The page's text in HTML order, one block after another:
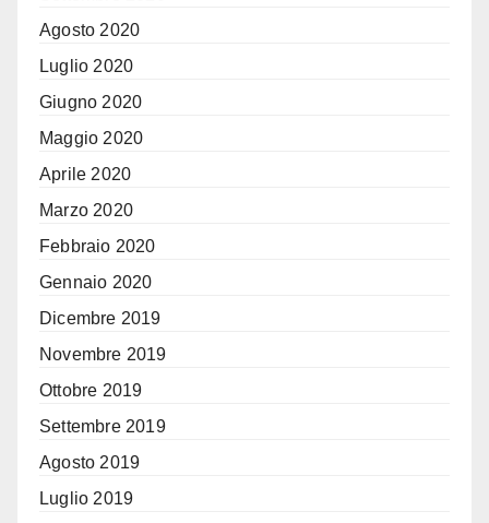
Agosto 2020
Luglio 2020
Giugno 2020
Maggio 2020
Aprile 2020
Marzo 2020
Febbraio 2020
Gennaio 2020
Dicembre 2019
Novembre 2019
Ottobre 2019
Settembre 2019
Agosto 2019
Luglio 2019